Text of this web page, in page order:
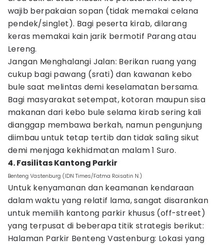
wajib berpakaian sopan (tidak memakai celana
pendek/singlet). Bagi peserta kirab, dilarang
keras memakai kain jarik bermotif Parang atau
Lereng.
Jangan Menghalangi Jalan: Berikan ruang yang
cukup bagi pawang (srati) dan kawanan kebo
bule saat melintas demi keselamatan bersama.
Bagi masyarakat setempat, kotoran maupun sisa
makanan dari kebo bule selama kirab sering kali
dianggap membawa berkah, namun pengunjung
diimbau untuk tetap tertib dan tidak saling sikut
demi menjaga kekhidmatan malam 1 Suro.
4. Fasilitas Kantong Parkir
Benteng Vastenburg (IDN Times/Fatma Roisatin N.)
Untuk kenyamanan dan keamanan kendaraan
dalam waktu yang relatif lama, sangat disarankan
untuk memilih kantong parkir khusus (off-street)
yang terpusat di beberapa titik strategis berikut:
Halaman Parkir Benteng Vastenburg: Lokasi yang